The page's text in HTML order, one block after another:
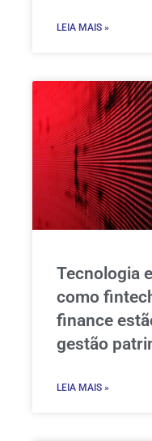
LEIA MAIS »
Tecnologia
como
finance
gestão
LEIA MAIS »